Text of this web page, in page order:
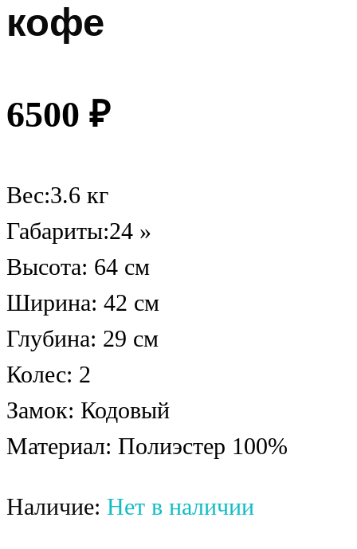
кофе
6500 ₽
Вес:3.6 кг
Габариты:24 »
Высота: 64 см
Ширина: 42 см
Глубина: 29 см
Колес: 2
Замок: Кодовый
Материал: Полиэстер 100%
Наличие: Нет в наличии